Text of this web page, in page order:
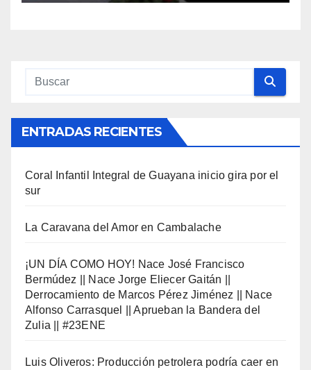
ENTRADAS RECIENTES
Coral Infantil Integral de Guayana inicio gira por el
sur
La Caravana del Amor en Cambalache
¡UN DÍA COMO HOY! Nace José Francisco
Bermúdez || Nace Jorge Eliecer Gaitán ||
Derrocamiento de Marcos Pérez Jiménez || Nace
Alfonso Carrasquel || Aprueban la Bandera del
Zulia || #23ENE
Luis Oliveros: Producción petrolera podría caer en